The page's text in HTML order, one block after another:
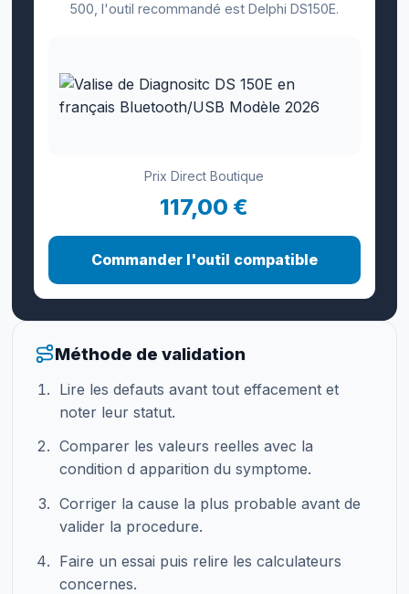
500, l'outil recommandé est Delphi DS150E.
Prix Direct Boutique
117,00 €
Commander l'outil compatible
Méthode de validation
Lire les defauts avant tout effacement et
noter leur statut.
Comparer les valeurs reelles avec la
condition d apparition du symptome.
Corriger la cause la plus probable avant de
valider la procedure.
Faire un essai puis relire les calculateurs
concernes.